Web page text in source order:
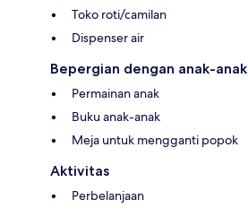
Toko roti/camilan
Dispenser air
Bepergian dengan anak-anak
Permainan anak
Buku anak-anak
Meja untuk mengganti popok
Aktivitas
Perbelanjaan